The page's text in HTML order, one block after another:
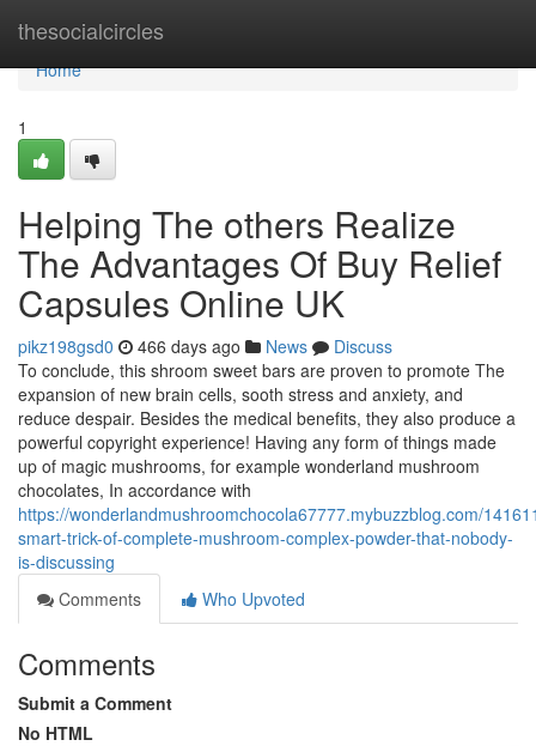
thesocialcircles
Home
Home
1
Helping The others Realize
The Advantages Of Buy Relief
Capsules Online UK
pikz198gsd0 466 days ago News
Discuss
To conclude, this shroom sweet bars are proven to promote The
expansion of new brain cells, sooth stress and anxiety, and
reduce despair. Besides the medical benefits, they also produce a
powerful copyright experience! Having any form of things made
up of magic mushrooms, for example wonderland mushroom
chocolates, In accordance with
https://wonderlandmushroomchocola67777.mybuzzblog.com/
smart-trick-of-complete-mushroom-complex-powder-that-nobody-
is-discussing
Comments
Who Upvoted
Comments
Submit a Comment
No HTML